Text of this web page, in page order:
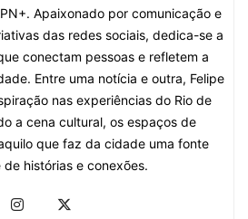
Apaixonado por comunicação e
das redes sociais, dedica-se a
conectam pessoas e refletem a
Entre uma notícia e outra, Felipe
nas experiências do Rio de
a cena cultural, os espaços de
que faz da cidade uma fonte
histórias e conexões.